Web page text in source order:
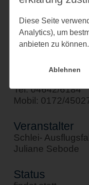
24376 Kappeln
↪ Google Maps
Kontakt
sebode@schlei-
Tel: 04642/6184
Mobil: 0172/
Veranstalter
Schlei-
Juliane Sebode
Status
Diese Seite
Analytics), um
anbieten zu können.
Ablehnen